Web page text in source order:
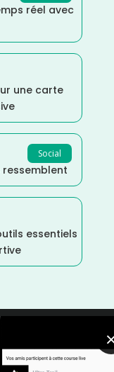
réel avec
une carte
Social
ressemblent
essentiels
/courses